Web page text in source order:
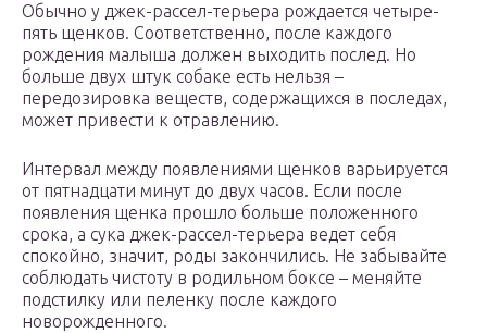
Обычно у джек-рассел-терьера рождается четыре-
пять щенков. Соответственно, после каждого
рождения малыша должен выходить послед. Но
больше двух штук собаке есть нельзя –
передозировка веществ, содержащихся в последах,
может привести к отравлению.
Интервал между появлениями щенков варьируется
от пятнадцати минут до двух часов. Если после
появления щенка прошло больше положенного
срока, а сука джек-рассел-терьера ведет себя
спокойно, значит, роды закончились. Не забывайте
соблюдать чистоту в родильном боксе – меняйте
подстилку или пеленку после каждого
новорожденного.